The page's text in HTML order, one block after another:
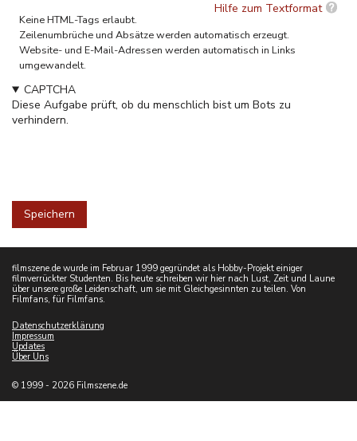
Hilfe zum Textformat
Keine HTML-Tags erlaubt.
Zeilenumbrüche und Absätze werden automatisch erzeugt.
Website- und E-Mail-Adressen werden automatisch in Links
umgewandelt.
CAPTCHA
Diese Aufgabe prüft, ob du menschlich bist um Bots zu
verhindern.
filmszene.de wurde im Februar 1999 gegründet als Hobby-Projekt einiger
filmverrückter Studenten. Bis heute schreiben wir hier nach Lust, Zeit und Laune
über unsere große Leidenschaft, um sie mit Gleichgesinnten zu teilen. Von
Filmfans, für Filmfans.
Datenschutzerklärung
Impressum
Updates
Über Uns
© 1999 - 2026 Filmszene.de